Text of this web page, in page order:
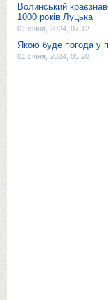
Волинський
1000 років Луцька
01 січня, 2024, 07:12
Якою буде погода у
01 січня, 2024, 05:20